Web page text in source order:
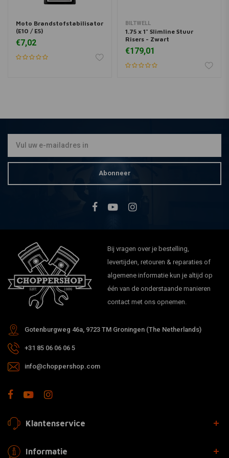
Moto Brandstofstabilisator
(E10 / E5)
€7,02
BILTWELL
1.75 x 1" Slimline Stuur
Risers - Zwart
€179,01
Abonneer
Bij vragen over je bestelling,
levertijden, retouren & reparaties of
algemene informatie kun je altijd op
één van de onderstaande manieren
contact met ons opnemen.
Gotenburgweg 46a, 9723 TM Groningen (The Netherlands)
+31 85 06 06 06 5
info@choppershop.com
Klantenservice
Informatie